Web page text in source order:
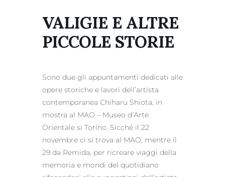
VALIGIE E ALTRE
PICCOLE STORIE
Sono due gli appuntamenti dedicati alle
opere storiche e lavori dell’artista
contemporanea Chiharu Shiota, in
mostra al MAO – Museo d’Arte
Orientale si Torino. Sicché il 22
novembre ci si trova al MAO, mentre il
29 da Remida, per ricreare viaggi della
memoria e mondi del quotidiano